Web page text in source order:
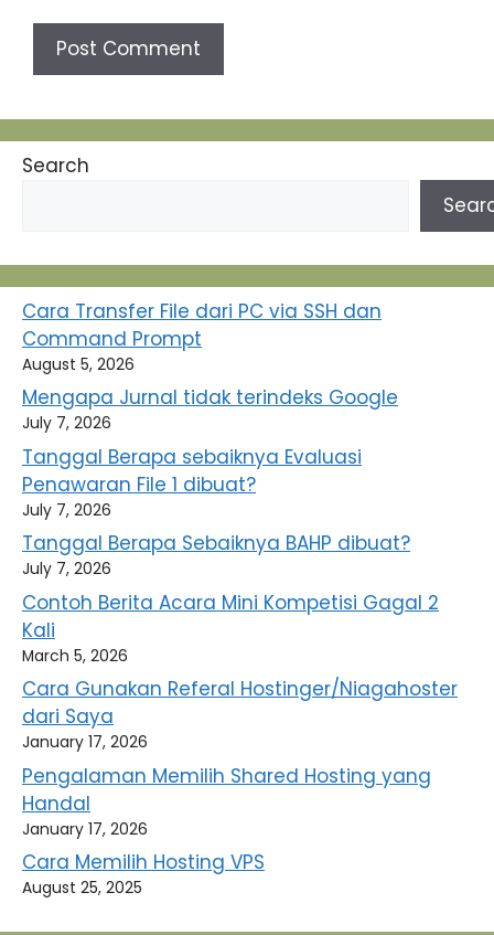
Search
Cara Transfer File dari PC via SSH dan
Command Prompt
August 5, 2026
Mengapa Jurnal tidak terindeks Google
July 7, 2026
Tanggal Berapa sebaiknya Evaluasi
Penawaran File 1 dibuat?
July 7, 2026
Tanggal Berapa Sebaiknya BAHP dibuat?
July 7, 2026
Contoh Berita Acara Mini Kompetisi Gagal 2
Kali
March 5, 2026
Cara Gunakan Referal Hostinger/Niagahoster
dari Saya
January 17, 2026
Pengalaman Memilih Shared Hosting yang
Handal
January 17, 2026
Cara Memilih Hosting VPS
August 25, 2025